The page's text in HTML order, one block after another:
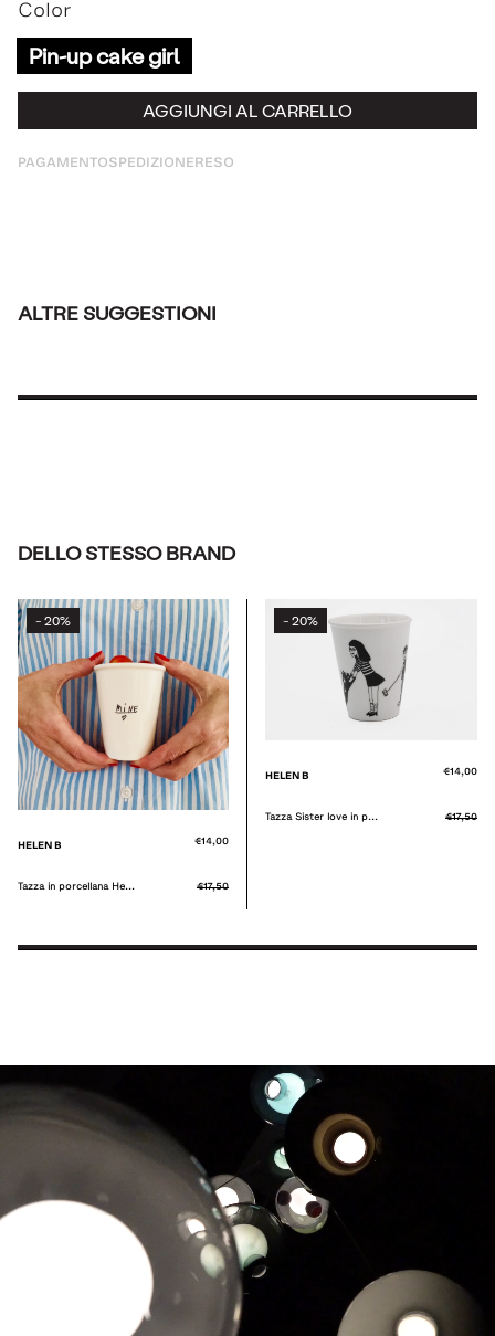
Color
Pin-up cake girl
AGGIUNGI AL CARRELLO
PAGAMENTOSPEDIZIONERESO
ALTRE SUGGESTIONI
DELLO STESSO BRAND
- 20%
HELEN B €14,00
Tazza in porcellana He... €17,50
- 20%
HELEN B €14,00
Tazza Sister love in p... €17,50